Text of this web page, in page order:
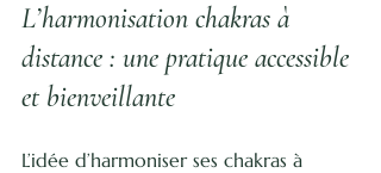
L’harmonisation chakras à
distance : une pratique accessible
et bienveillante
L’idée d’harmoniser ses chakras à